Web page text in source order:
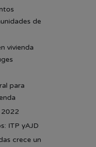
de
vivienda
para
2022
ITP yAJD
crece un